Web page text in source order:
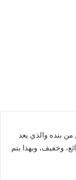
بنده والذي يعد
وخفيف، وبهذا يتم